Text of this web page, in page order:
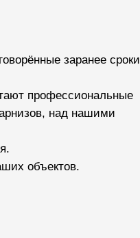
заранее сроки
профессиональные
над нашими
объектов.